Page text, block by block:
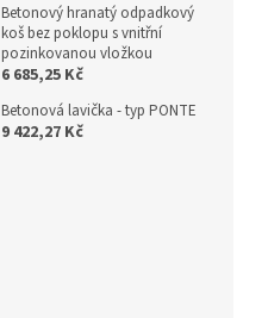
Betonový hranatý odpadkový
koš bez poklopu s vnitřní
pozinkovanou vložkou
6 685,25 Kč
Betonová lavička - typ PONTE
9 422,27 Kč